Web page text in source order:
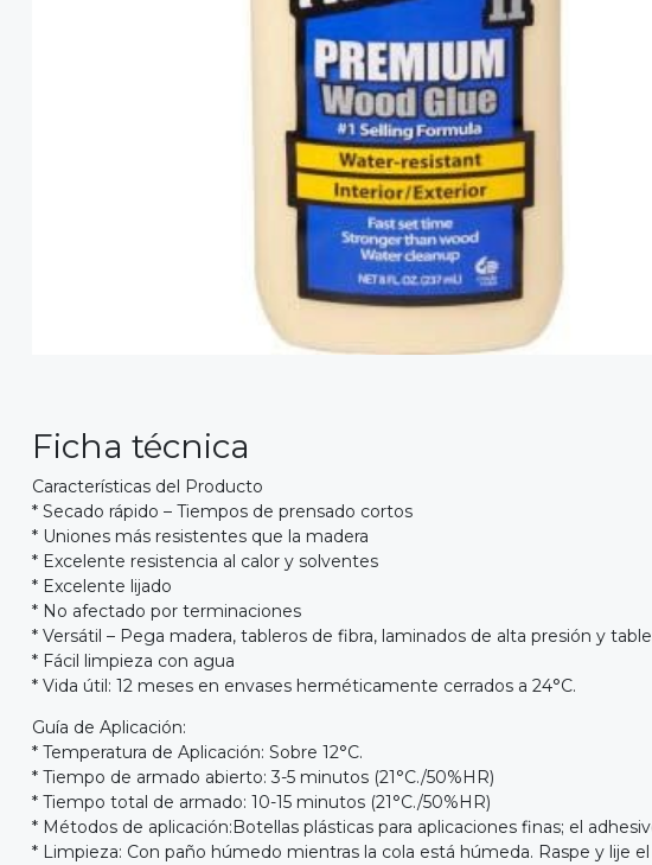
Ficha técnica
Características del Producto
* Secado rápido – Tiempos de prensado cortos
* Uniones más resistentes que la madera
* Excelente resistencia al calor y solventes
* Excelente lijado
* No afectado por terminaciones
* Versátil – Pega madera, tableros de fibra, laminados de alta presión y
* Fácil limpieza con agua
* Vida útil: 12 meses en envases herméticamente cerrados a 24°C.
Guía de Aplicación:
* Temperatura de Aplicación: Sobre 12°C.
* Tiempo de armado abierto: 3-5 minutos (21°C./50%HR)
* Tiempo total de armado: 10-15 minutos (21°C./50%HR)
* Métodos de aplicación:Botellas plásticas para aplicaciones finas; el
* Limpieza: Con paño húmedo mientras la cola está húmeda. Raspe y lije